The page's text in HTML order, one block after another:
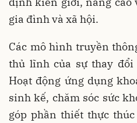
gia đình và xã hội.
Các mô hình truyền
thủ lĩnh của sự thay
Hoạt động ứng dụng
sinh kế, chăm sóc sức
góp phần thiết thực